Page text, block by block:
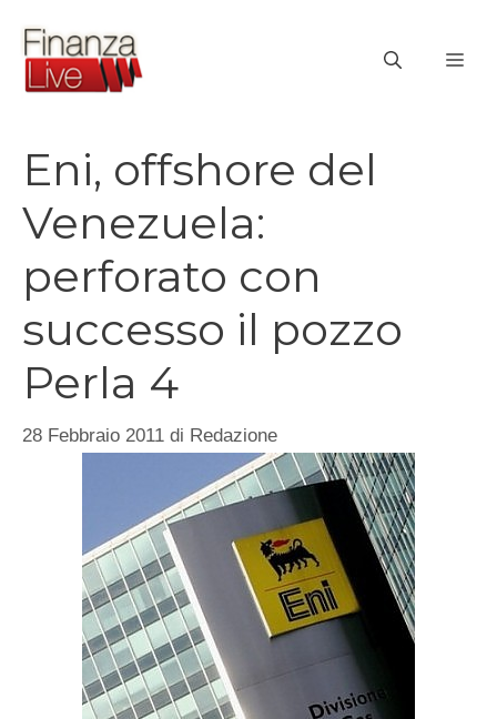
contenuto
Eni, offshore del
Venezuela:
perforato con
successo il pozzo
Perla 4
28 Febbraio 2011 di Redazione